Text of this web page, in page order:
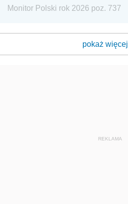
Monitor Polski rok 2026 poz. 737
pokaż więcej
REKLAMA